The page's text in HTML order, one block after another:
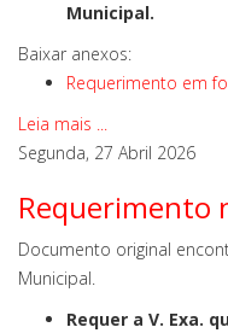
Municipal.
Baixar anexos:
Requerimento em
Leia mais ...
Segunda, 27 Abril 2026
Requerimento
Documento original
Municipal.
Requer a V. Exa.